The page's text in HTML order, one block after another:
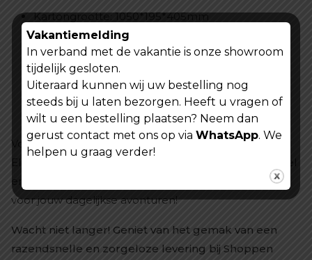
Kartongrootte: 1050*195*405mm
NW: 13.65KG
GW: 17.4KG
Handgreep breedte: 425 mm
Loopvlak breedte: 149 mm
Voor meer informatie en om de Kukirin S1 PRO
en ontdek waarom deze E step de perfecte keuze is
voor jouw dagelijkse avonturen!
Wacht niet langer! Geniet van het gemak van een
razendsnelle en zorgeloze levering bij Shoppen
Vakantiemelding
In verband met de vakantie is onze showroom
tijdelijk gesloten.
Uiteraard kunnen wij uw bestelling nog
steeds bij u laten bezorgen. Heeft u vragen of
wilt u een bestelling plaatsen? Neem dan
gerust contact met ons op via WhatsApp. We
helpen u graag verder!